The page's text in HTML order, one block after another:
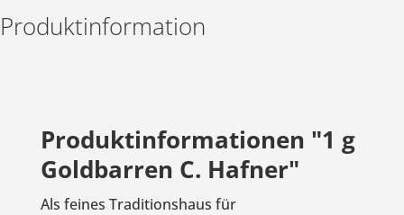
Produktinformation
Produktinformationen "1 g
Goldbarren C. Hafner"
Als feines Traditionshaus für